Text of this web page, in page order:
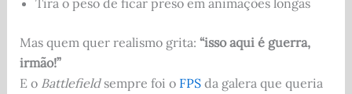
Mas quem quer realismo grita: “isso aqui é guerra,
irmão!”
E o Battlefieldsempre foi o FPSda galera que queria